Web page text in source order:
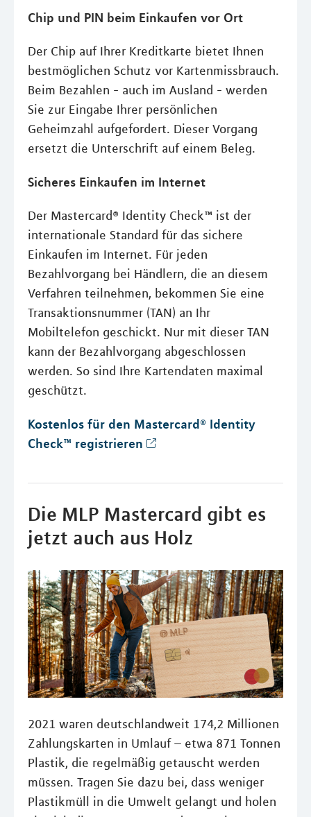
Chip und PIN beim Einkaufen vor Ort
Der Chip auf Ihrer Kreditkarte bietet Ihnen
bestmöglichen Schutz vor Kartenmissbrauch.
Beim Bezahlen - auch im Ausland - werden
Sie zur Eingabe Ihrer persönlichen
Geheimzahl aufgefordert. Dieser Vorgang
ersetzt die Unterschrift auf einem Beleg.
Sicheres Einkaufen im Internet
Der Mastercard® Identity Check™ ist der
internationale Standard für das sichere
Einkaufen im Internet. Für jeden
Bezahlvorgang bei Händlern, die an diesem
Verfahren teilnehmen, bekommen Sie eine
Transaktionsnummer (TAN) an Ihr
Mobiltelefon geschickt. Nur mit dieser TAN
kann der Bezahlvorgang abgeschlossen
werden. So sind Ihre Kartendaten maximal
geschützt.
Kostenlos für den Mastercard® Identity
Check™ registrieren
Die MLP Mastercard gibt es
jetzt auch aus Holz
2021 waren deutschlandweit 174,2 Millionen
Zahlungskarten in Umlauf – etwa 871 Tonnen
Plastik, die regelmäßig getauscht werden
müssen. Tragen Sie dazu bei, dass weniger
Plastikmüll in die Umwelt gelangt und holen